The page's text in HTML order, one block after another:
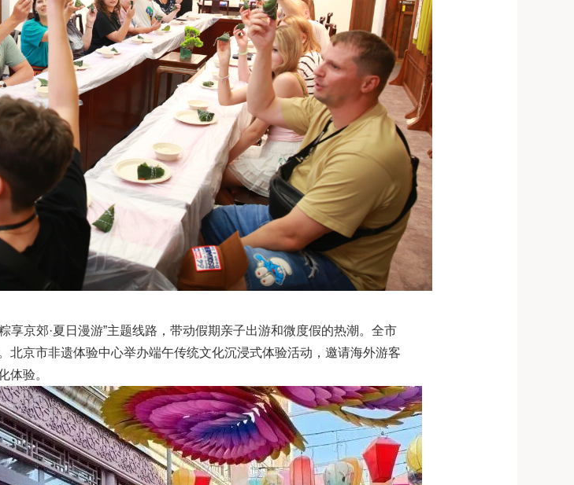
享京郊·夏日漫游”主题线路，带动假期亲子出游和微度假的热潮。全市
京市非遗体验中心举办端午传统文化沉浸式体验活动，邀请海外游客
体验。